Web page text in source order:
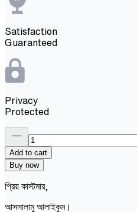
Satisfaction
Guaranteed
Privacy
Protected
Add to cart
Buy now
প্রিয় কাস্টমার,
আসসালামু আলাইকুম।